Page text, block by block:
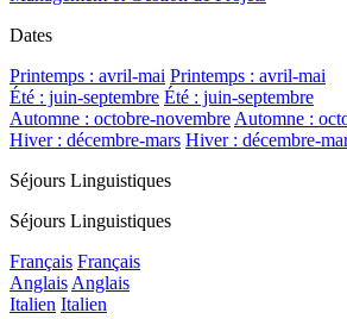
Dates
Printemps : avril-mai Printemps : avril-mai
Été : juin-septembre Été : juin-septembre
Automne : octobre-novembreAutomne :
Hiver : décembre-mars Hiver : décembre-
Séjours Linguistiques
Séjours Linguistiques
Français Français
AnglaisAnglais
Italien Italien